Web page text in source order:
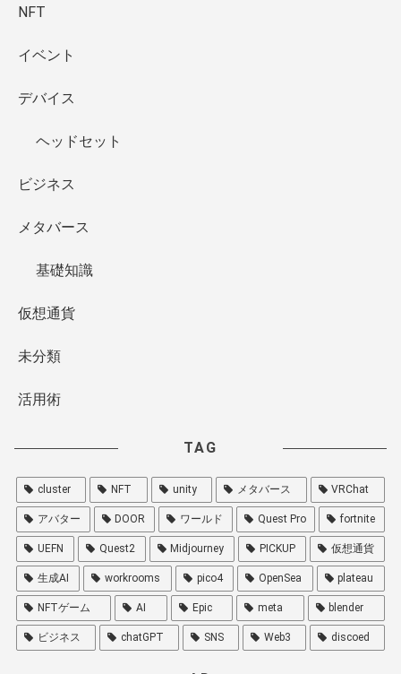
NFT
イベント
デバイス
ヘッドセット
ビジネス
メタバース
基礎知識
仮想通貨
未分類
活用術
TAG
cluster NFT unity メタバース VRChat
アバター DOOR ワールド Quest Pro fortnite
UEFN Quest2 Midjourney PICKUP 仮想通貨
生成AI workrooms pico4 OpenSea plateau
NFTゲーム AI Epic meta blender
ビジネス chatGPT SNS Web3 discoed